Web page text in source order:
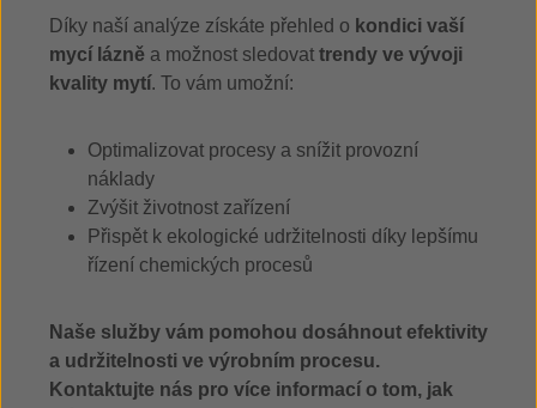
Díky naší analýze získáte přehled o kondici vaší
mycí lázně a možnost sledovat trendy ve vývoji
kvality mytí. To vám umožní:
Optimalizovat procesy a snížit provozní
náklady
Zvýšit životnost zařízení
Přispět k ekologické udržitelnosti díky lepšímu
řízení chemických procesů
Naše služby vám pomohou dosáhnout efektivity
a udržitelnosti ve výrobním procesu.
Kontaktujte nás pro více informací o tom, jak